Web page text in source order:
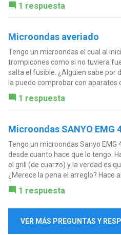
1 respuesta
Microondas averiado
Tengo un microondas el cual al
trompicones como si no tuviera
salta el fusible. ¿Alguien sabe por
la puedo comprobar con aparatos
1 respuesta
Microondas SANYO EMG
Tengo un microondas Sanyo
desde cuanto hace que lo tengo.
el grill (de cuarzo) y la verdad es
¿Merece la pena el arreglo? Hace
1 respuesta
VER MÁS PREGUNTAS Y